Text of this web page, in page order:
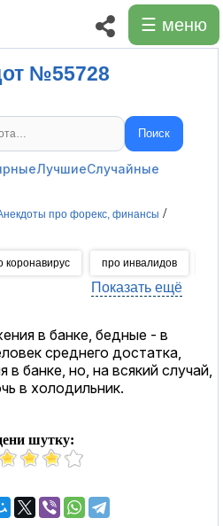
☰ меню
№55728
Поиск анекдотов Поиск
ЛучшиеСлучайные
про форекс, финансы /
коронавирус про инвалидов
Показать ещё
в банке, бедные - в
среднего достатка,
банке, но, на всякий случай,
в холодильник.
шутку: